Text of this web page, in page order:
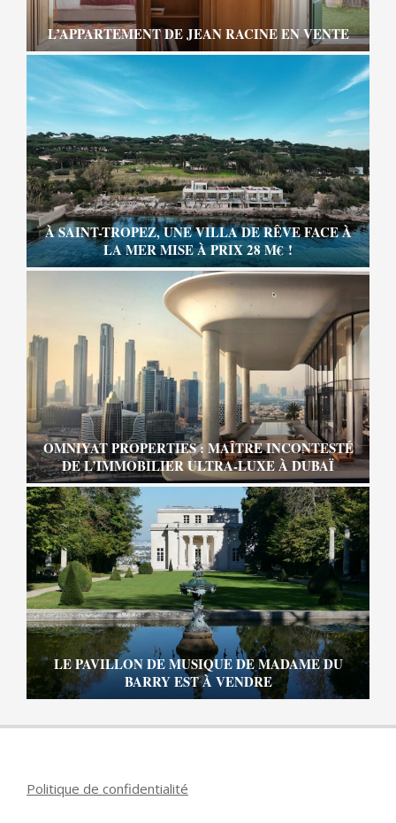
L’APPARTEMENT DE JEAN RACINE EN VENTE
À SAINT-TROPEZ, UNE VILLA DE RÊVE FACE À
LA MER MISE À PRIX 28 M€ !
OMNIYAT PROPERTIES : MAÎTRE INCONTESTÉ
DE L’IMMOBILIER ULTRA-LUXE À DUBAÏ
LE PAVILLON DE MUSIQUE DE MADAME DU
BARRY EST À VENDRE
Politique de confidentialité